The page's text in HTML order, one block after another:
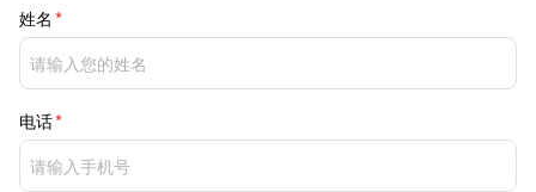
姓名
电话